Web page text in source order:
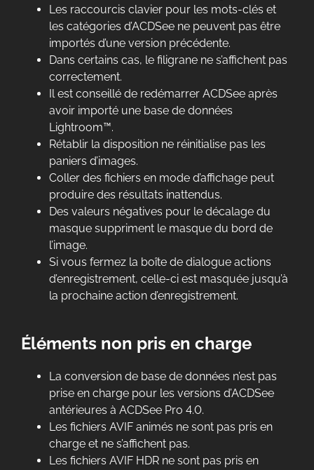
Les raccourcis clavier pour les mots-clés et
les catégories d’ACDSee ne peuvent pas être
importés d’une version précédente.
Dans certains cas, le filigrane ne s’affichent pas
correctement.
Il est conseillé de redémarrer ACDSee après
avoir importé une base de données
Lightroom™.
Rétablir la disposition ne réinitialise pas les
paniers d’images.
Coller des fichiers en mode d’affichage peut
produire des résultats inattendus.
Des valeurs négatives pour le décalage du
masque suppriment le masque du bord de
l’image.
Si vous fermez la boîte de dialogue actions
d’enregistrement, celle-ci est masquée jusqu’à
la prochaine action d’enregistrement.
Éléments non pris en charge
La conversion de base de données n’est pas
prise en charge pour les versions d’ACDSee
antérieures à ACDSee Pro 4.0.
Les fichiers AVIF animés ne sont pas pris en
charge et ne s’affichent pas.
Les fichiers AVIF HDR ne sont pas pris en